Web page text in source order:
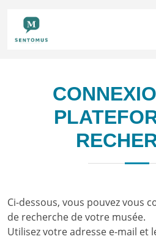
Ci-dessous, vous pouvez vous
de recherche de votre musée.
Utilisez votre adresse e-mail et